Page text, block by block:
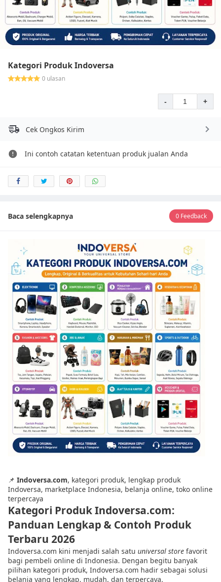
Kategori Produk Indoversa
0 ulasan
- +
Cek Ongkos Kirim
Ini contoh catatan ketentuan produk jualan Anda
Baca selengkapnya 0 Feedback
📌 Indoversa.com, kategori produk, lengkap produk
Indoversa, marketplace Indonesia, belanja online, toko online
terpercaya
Kategori Produk Indoversa.com:
Panduan Lengkap & Contoh Produk
Terbaru 2026
Indoversa.com kini menjadi salah satu universal store favorit
bagi pembeli online di Indonesia. Dengan begitu banyak
pilihan kategori produk, Indoversa.com hadir sebagai solusi
belanja yang lengkap, mudah, dan terpercaya.